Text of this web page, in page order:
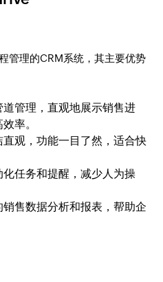
管理的CRM系统，其主要优势
道管理，直观地展示销售进
率。
直观，功能一目了然，适合快
化任务和提醒，减少人为操
售数据分析和报表，帮助企